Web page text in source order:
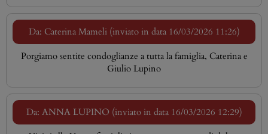
Da: Caterina Mameli (inviato in data 16/03/2026 11:26)
Porgiamo sentite condoglianze a tutta la famiglia, Caterina e
Giulio Lupino
Da: ANNA LUPINO (inviato in data 16/03/2026 12:29)